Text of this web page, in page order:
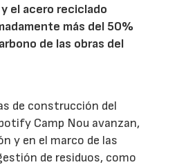
el acero reciclado
más del 50%
de las obras del
de construcción del
Camp Nou avanzan,
y en el marco de las
de residuos, como